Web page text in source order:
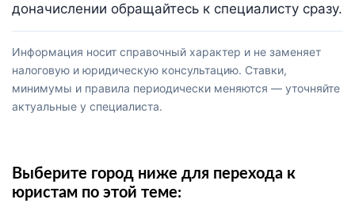
доначислении обращайтесь к специалисту сразу.
Информация носит справочный характер и не заменяет
налоговую и юридическую консультацию. Ставки,
минимумы и правила периодически меняются — уточняйте
актуальные у специалиста.
Выберите город ниже для перехода к
юристам по этой теме: